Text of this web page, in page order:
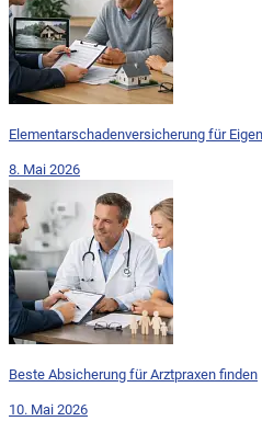
Elementarschadenversicherung für
8. Mai 2026
Beste Absicherung für Arztpraxen finden
10. Mai 2026